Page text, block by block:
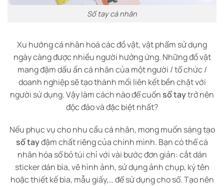
Sổ tay cá nhân
Xu hướng cá nhân hoá các đồ vật, vật phẩm sử dụng
ngày càng được nhiều người hưởng ứng. Những đồ vật
mang đậm dấu ấn cá nhân của một người / tổ chức /
doanh nghiệp sẽ tạo thành mối liên kết bền chặt với
người sử dụng. Vậy làm cách nào để cuốn sổ taytrở nên
độc đáo và đặc biệt nhất?
Nếu phục vụ cho nhu cầu cá nhân, mong muốn sáng tạo
sổ tayđậm chất riêng của chính mình. Bạn có thể cá
nhân hóa sổ bỏ túi chỉ với vài bước đơn giản: cắt dán
sticker dán bìa, vẽ hình ảnh, sử dụng ảnh chụp, ký tên
hoặc thiết kế bìa, mẫu giấy,… để sử dụng cho sổ. Tạo nên